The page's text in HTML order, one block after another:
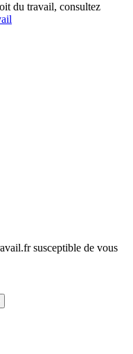
du travail, consultez
susceptible de vous